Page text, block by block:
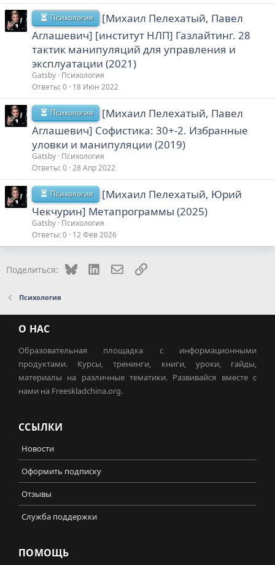
Психология
[Михаил Пелехатый, Павел
Аглашевич] [институт НЛП] Газлайтинг. 28
тактик манипуляций для управления и
эксплуатации (2021)
Gatsby Психология
Ответы 0 18 Июн 2022
Психология
[Михаил Пелехатый, Павел
Аглашевич] Софистика: 30+-2. Избранные
уловки и манипуляции (2019)
Gatsby Психология
Ответы 0 28 Апр 2022
Психология
[Михаил Пелехатый, Юрий
Чекчурин] Метапрограммы (2025)
Gatsby Психология
Ответы 0 12 Фев 2026
Поделиться: Bluesky LinkedInЭлектронная почта
Ссылка
Психология
О НАС
Образовательная площадка с информационными
продуктами. Курсы, тренинги, книги, уроки, гайды,
материалы на различные тематики. Развивайся вместе с
нами на Freeskladchina.org.
ССЫЛКИ
Новости
Оформить подписку
Отзывы
Служба поддержки
ПОМОЩЬ